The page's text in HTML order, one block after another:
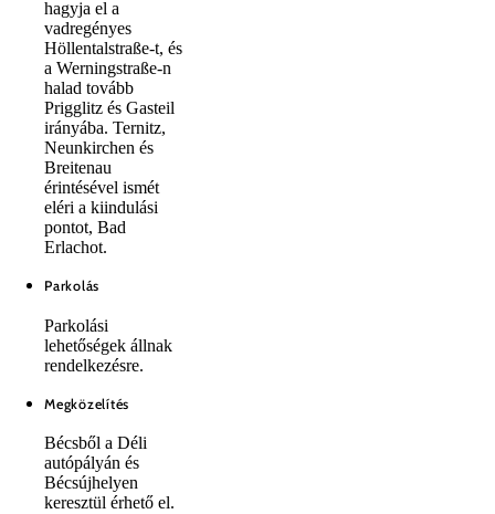
hagyja el a
vadregényes
Höllentalstraße-t, és
a Werningstraße-n
halad tovább
Prigglitz és Gasteil
irányába. Ternitz,
Neunkirchen és
Breitenau
érintésével ismét
eléri a kiindulási
pontot, Bad
Erlachot.
Parkolás
Parkolási
lehetőségek állnak
rendelkezésre.
Megközelítés
Bécsből a Déli
autópályán és
Bécsújhelyen
keresztül érhető el.